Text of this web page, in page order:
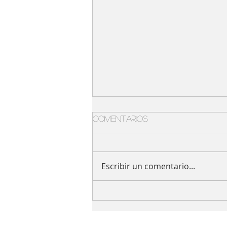
Comentarios
Escribir un comentario...